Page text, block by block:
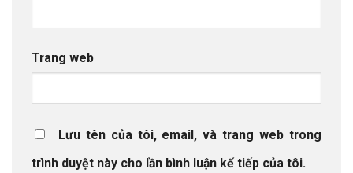
Trang web
Lưu tên của tôi, email, và trang web trong
trình duyệt này cho lần bình luận kế tiếp của tôi.